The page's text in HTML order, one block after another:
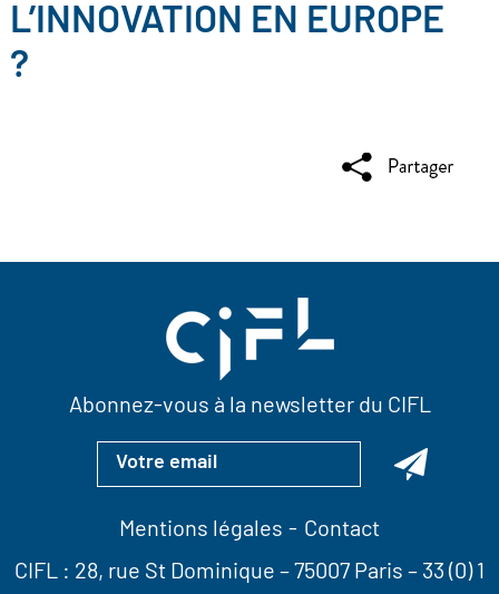
L’INNOVATION EN EUROPE
?
Abonnez-vous à la newsletter du CIFL
Mentions légales
Contact
CIFL : 28, rue St Dominique – 75007 Paris – 33 (0) 1